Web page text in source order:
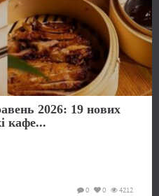
2026: 19 нових
кафе...
4212
0
0